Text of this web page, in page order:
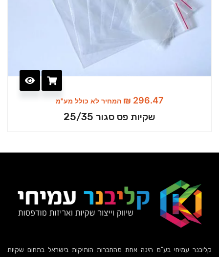
₪ 296.47 המחיר לא כולל מע"מ
שקיות פס סגור 25/35
קליבנר עמיחי בע”מ הינה אחת מהחברות הותיקות בישראל בתחום שקיות